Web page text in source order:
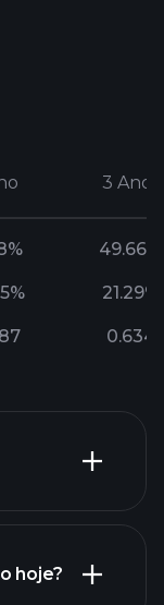
3 Anos
49.66%
21.29%
0.634
hoje?